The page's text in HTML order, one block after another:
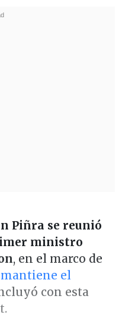
Piñra se reunió
ministro
, en el marco de
el
con esta